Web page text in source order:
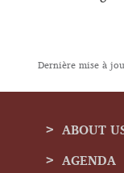
Dernière mise à
ABOUT
AGENDA